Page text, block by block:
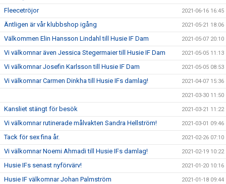
Fleecetröjor 2021-06-16 16:45
Äntligen är vår klubbshop igång 2021-05-21 18:06
Välkommen Elin Hansson Lindahl till Husie IF Dam 2021-05-07 20:10
Vi välkomnar även Jessica Stegermaier till Husie IF Dam 2021-05-05 11:13
Vi välkomnar Josefin Karlsson till Husie IF Dam 2021-05-05 08:53
Vi välkomnar Carmen Dinkha till Husie IFs damlag! 2021-04-07 15:36
2021-03-30 11:50
Kansliet stängt för besök 2021-03-21 11:22
Vi välkomnar rutinerade målvakten Sandra Hellström! 2021-03-01 09:46
Tack för sex fina år. 2021-02-26 07:10
Vi välkomnar Noemi Ahmadi till Husie IFs damlag! 2021-02-19 10:22
Husie IFs senast nyförvärv! 2021-01-20 10:16
Husie IF välkomnar Johan Palmström 2021-01-18 09:44